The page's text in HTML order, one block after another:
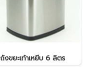
ถังขยะเท้าเหยีบ 6 ลิตร